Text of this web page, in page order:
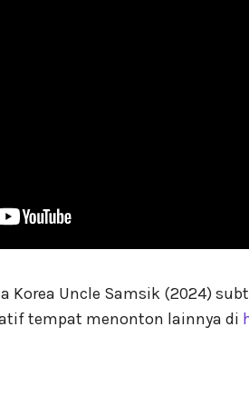
Korea Uncle Samsik (2024)
tempat menonton lainnya di